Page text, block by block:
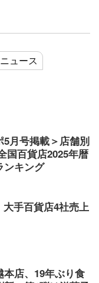
ュース
5月号掲載＞店舗別
国百貨店2025年暦
ンキング
大手百貨店4社売上
本店、19年ぶり食